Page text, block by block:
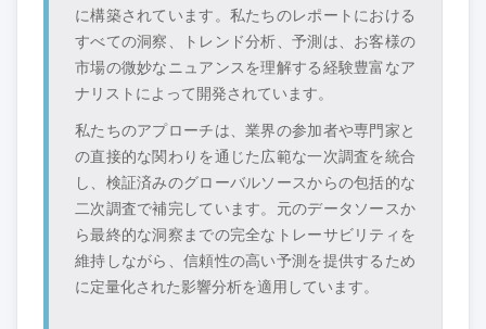
に構築されています。私たちのレポートにおける
すべての洞察、トレンド分析、予測は、お客様の
市場の微妙なニュアンスを理解する経験豊富なア
ナリストによって開発されています。
私たちのアプローチは、業界の参加者や専門家と
の直接的な関わりを通じた広範な一次調査を統合
し、検証済みのグローバルソースからの包括的な
二次調査で補完しています。元のデータソースか
ら最終的な洞察までの完全なトレーサビリティを
維持しながら、信頼性の高い予測を提供するため
に定量化された影響分析を適用しています。